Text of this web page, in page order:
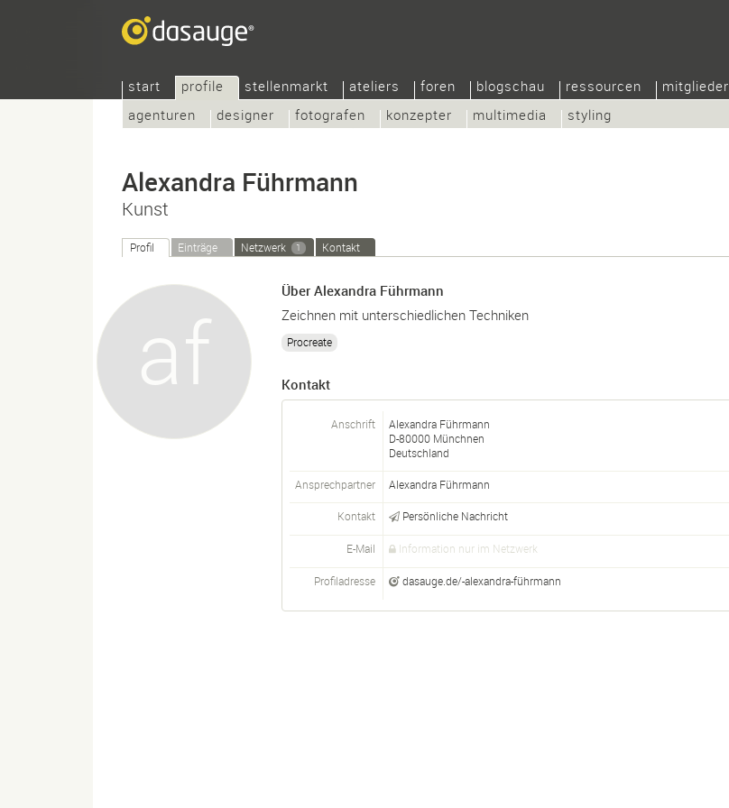
start
profile
agenturen
designer fotografen konzepter multimedia styling
stellenmarkt ateliers foren blogschau ressourcen mitglieder
Alexandra Führmann
Kunst
Profil Einträge Netzwerk 1 Kontakt
Über Alexandra Führmann
Zeichnen mit unterschiedlichen Techniken
Procreate
Kontakt
Anschrift
Alexandra Führmann
D-80000 Münchnen
Deutschland
Ansprechpartner Alexandra Führmann
Kontakt Persönliche Nachricht
E-Mail Information nur im Netzwerk
Profiladresse dasauge.de/-alexandra-führmann